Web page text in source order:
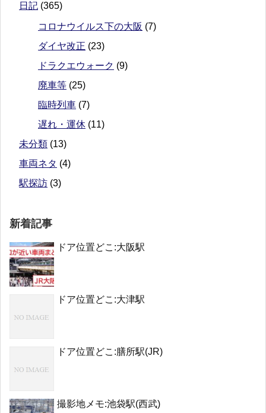
日記 (365)
コロナウイルス下の大阪 (7)
ダイヤ改正 (23)
ドラクエウォーク (9)
廃車等 (25)
臨時列車 (7)
遅れ・運休 (11)
未分類 (13)
車両ネタ (4)
駅探訪 (3)
新着記事
ドア位置どこ:大阪駅
ドア位置どこ:大津駅
ドア位置どこ:膳所駅(JR)
撮影地メモ:池袋駅(西武)